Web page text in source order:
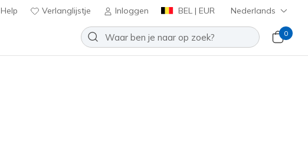
Help Verlanglijstje Inloggen BEL | EUR Nederlands
0